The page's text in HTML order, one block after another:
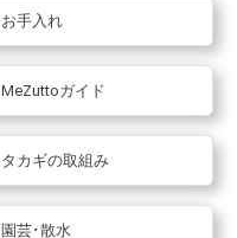
お手入れ
MeZuttoガイド
タカギの取組み
園芸･散水